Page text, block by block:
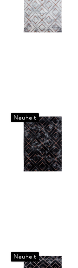
Neuheit
Neuheit